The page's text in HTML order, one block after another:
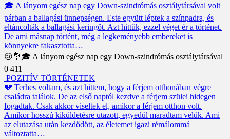
🎓 A lányom egész nap egy Down-szindrómás osztálytársával volt
párban a ballagási ünnepségen. Este együtt léptek a színpadra, és
eltáncolták a ballagási keringőt. Azt hittük, ezzel véget ér a történet.
De ami másnap történt, még a legkeményebb embereket is
könnyekre fakasztotta…
😢💐🎓 A lányom egész nap egy Down-szindrómás osztálytársával
0 411
POZITÍV TÖRTÉNETEK
💔 Terhes voltam, és azt hittem, hogy a férjem otthonában végre
családra találok. De az első naptól kezdve a férjem szülei hidegen
fogadtak. Csak akkor viseltek el, amikor a férjem otthon volt.
Amikor hosszú kiküldetésre utazott, egyedül maradtam velük. Ami
az elutazása után kezdődött, az életemet igazi rémálommá
változtatta…